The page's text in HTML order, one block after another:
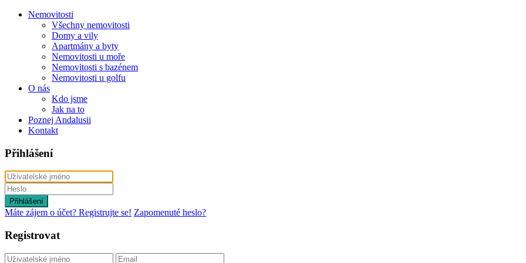
Nemovitosti
Všechny nemovitosti
Domy a vily
Apartmány a byty
Nemovitosti u moře
Nemovitosti s bazénem
Nemovitosti u golfu
O nás
Kdo jsme
Jak na to
Poznej Andalusii
Kontakt
Přihlášení
Přihlášení
Máte zájem o účet? Registrujte se! Zapomenuté heslo?
Registrovat